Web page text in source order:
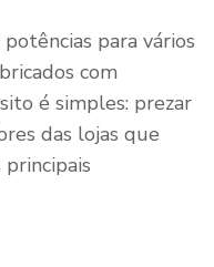
potências para vários
com
é simples: prezar
das lojas que
principais